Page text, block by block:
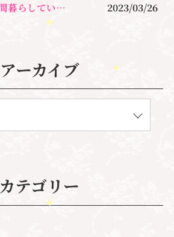
ペットロス、14年間暮らしていた愛猫との悲しい別れでの悲しみが癒えません
2023/03/26
アーカイブ
カテゴリー